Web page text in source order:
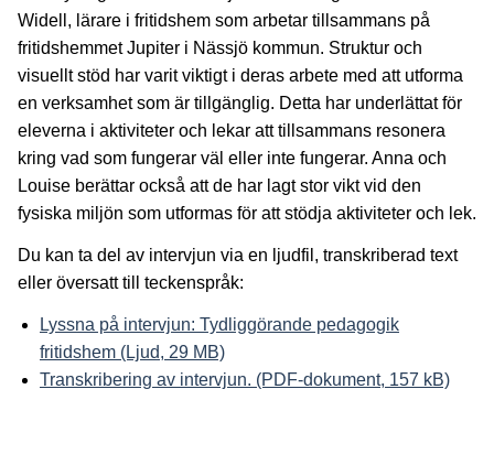
Widell, lärare i fritidshem som arbetar tillsammans på
fritidshemmet Jupiter i Nässjö kommun. Struktur och
visuellt stöd har varit viktigt i deras arbete med att utforma
en verksamhet som är tillgänglig. Detta har underlättat för
eleverna i aktiviteter och lekar att tillsammans resonera
kring vad som fungerar väl eller inte fungerar. Anna och
Louise berättar också att de har lagt stor vikt vid den
fysiska miljön som utformas för att stödja aktiviteter och lek.
Du kan ta del av intervjun via en ljudfil, transkriberad text
eller översatt till teckenspråk:
Lyssna på intervjun: Tydliggörande pedagogik
fritidshem (Ljud, 29 MB)
Transkribering av intervjun. (PDF-dokument, 157 kB)